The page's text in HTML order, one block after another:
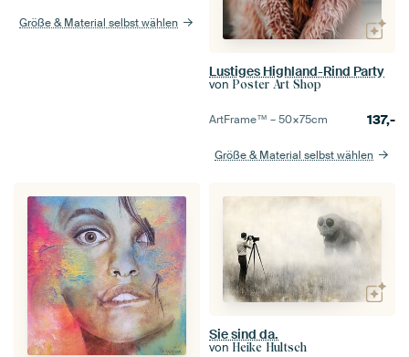
Größe & Material selbst wählen
Lustiges Highland-Rind Party
von Poster Art Shop
ArtFrame™ –50×75cm 137,-
Größe & Material selbst wählen
Sie sind da.
von Heike Hultsch